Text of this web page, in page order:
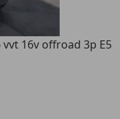
16v offroad 3p E5